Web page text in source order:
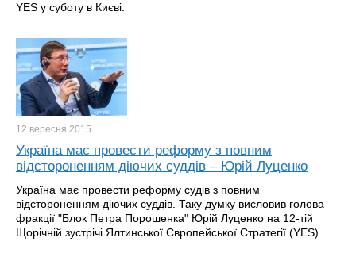
YES у суботу в Києві.
12 вересня 2015
Україна має провести реформу з повним
відстороненням діючих суддів – Юрій Луценко
Україна має провести реформу судів з повним
відстороненням діючих суддів. Таку думку висловив голова
фракції "Блок Петра Порошенка" Юрій Луценко на 12-тій
Щорічній зустрічі Ялтинської Європейської Стратегії (YES).